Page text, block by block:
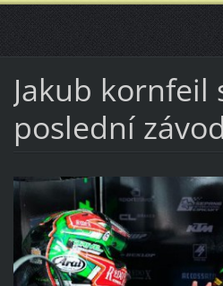
Jakub kornfeil
poslední